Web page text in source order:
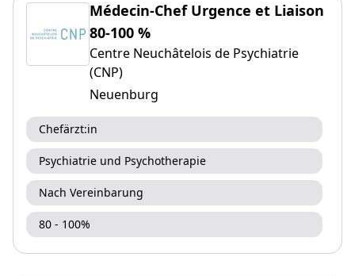
Médecin-Chef Urgence et Liaison
80-100 %
Centre Neuchâtelois de Psychiatrie
(CNP)
Neuenburg
Chefärzt:in
Psychiatrie und Psychotherapie
Nach Vereinbarung
80 - 100%